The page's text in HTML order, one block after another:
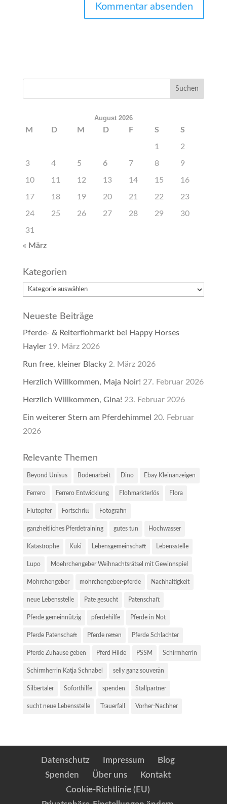
August 2026
M D M D F S S
1 2
3 4 5 6 7 8 9
10 11 12 13 14 15 16
17 18 19 20 21 22 23
24 25 26 27 28 29 30
31
« März
Kategorien
Kategorien
Neueste Beiträge
Pferde- & Reiterflohmarkt bei Happy Horses
Hayler 19. März 2026
Run free, kleiner Blacky 2. März 2026
Herzlich Willkommen, Maja Noir! 27. Februar 2026
Herzlich Willkommen, Gina! 23. Februar 2026
Ein weiterer Stern am Pferdehimmel 20. Februar
2026
Relevante Themen
Beyond Unisus Bodenarbeit Dino Ebay Kleinanzeigen
Ferrero Ferrero Entwicklung Flohmarkterlös Flora
Flutopfer Fortschritt Fotografin
ganzheitliches Pferdetraining gutes tun Hochwasser
Katastrophe Kuki Lebensgemeinschaft Lebensstelle
Lupo Moehrchengeber Weihnachtsrätsel mit Gewinnspiel
Möhrchengeber möhrchengeber-pferde Nachhaltigkeit
neue Lebensstelle Pate gesucht Patenschaft
Pferde gemeinnützig pferdehilfe Pferde in Not
Pferde Patenschaft Pferde retten Pferde Schlachter
Pferde Zuhause geben Pferd Hilde PSSM Schirmherrin
Schirmherrin Katja Schnabel selly ganz souverän
Silbertaler Soforthilfe spenden Stallpartner
sucht neue Lebensstelle Trauerfall Vorher-Nachher
Datenschutz Impressum
Blog
Spenden
Über uns
Kontakt
Cookie-Richtlinie (EU)